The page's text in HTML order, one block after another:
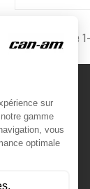
Affichage